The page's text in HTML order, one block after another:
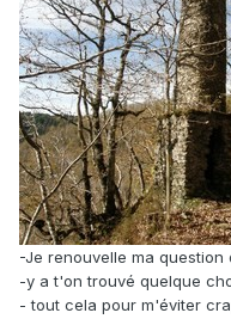
-Je renouvelle ma
-y a t'on trouvé quelque
- tout cela pour m'éviter